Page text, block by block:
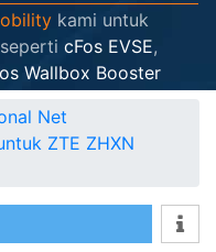
kami untuk
cFos EVSE,
Wallbox Booster
Net
ZTE ZHXN